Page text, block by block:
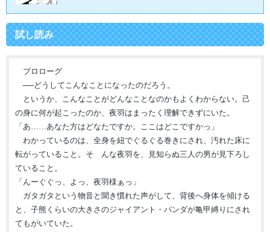
試し読み
プロローグ
──どうしてこんなことになったのだろう。
というか、こんなことがどんなことなのかもよくわからない。己
の身に何が起こったのか、夜羽はまったく理解できずにいた。
「あ……あなた方はどなたですか。ここはどこですかっ」
わかっているのは、全身を紐でぐるぐる巻きにされ、汚れた床に
転がっていること。そ んな夜羽を、見知らぬ三人の男が見下ろし
ていること。
「んーぐぐっ、よっ、夜羽様ぁっ」
ガタガタという物音と聞き慣れた声がして、背後へ身体を傾ける
と、子熊くらいの大きさのジャイアント・パンダが亀甲縛りにされ
てもがいていた。